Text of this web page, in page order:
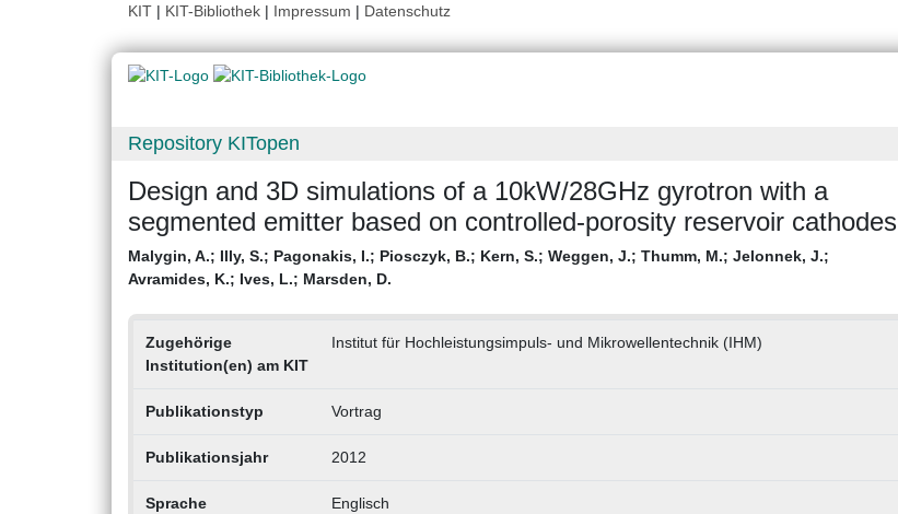
KIT | KIT-Bibliothek | Impressum | Datenschutz
Repository KITopen
Design and 3D simulations of a 10kW/28GHz gyrotron with a
segmented emitter based on controlled-porosity reservoir cathodes
Malygin, A.; Illy, S.; Pagonakis, I.; Piosczyk, B.; Kern, S.; Weggen, J.; Thumm, M.; Jelonnek, J.;
Avramides, K.; Ives, L.; Marsden, D.
Zugehörige
Institution(en) am KIT
Institut für Hochleistungsimpuls- und Mikrowellentechnik (IHM)
Publikationstyp Vortrag
Publikationsjahr 2012
Sprache Englisch